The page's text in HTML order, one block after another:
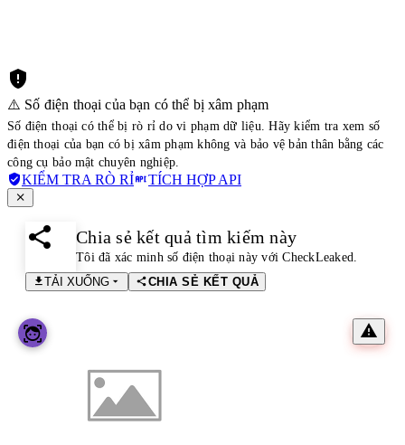
⚠️ Số điện thoại của bạn có thể bị xâm phạm
Số điện thoại có thể bị rò rỉ do vi phạm dữ liệu. Hãy kiểm tra xem số
điện thoại của bạn có bị xâm phạm không và bảo vệ bản thân bằng các
công cụ bảo mật chuyên nghiệp.
KIỂM TRA RÒ RỈ TÍCH HỢP API
Chia sẻ kết quả tìm kiếm này
Tôi đã xác minh số điện thoại này với CheckLeaked.
TẢI XUỐNG
CHIA SẺ KẾT QUẢ